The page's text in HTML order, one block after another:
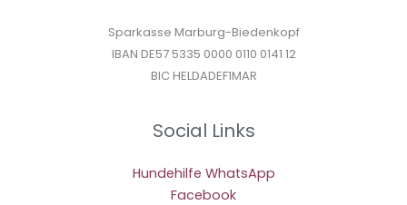
Sparkasse Marburg-Biedenkopf
IBAN DE57 5335 0000 0110 0141 12
BIC HELDADEF1MAR
Social Links
Hundehilfe WhatsApp
Facebook